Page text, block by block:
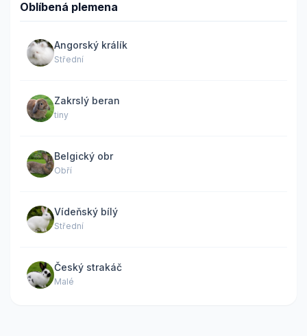
Oblíbená plemena
Angorský králík
Střední
Zakrslý beran
tiny
Belgický obr
Obří
Vídeňský bílý
Střední
Český strakáč
Malé